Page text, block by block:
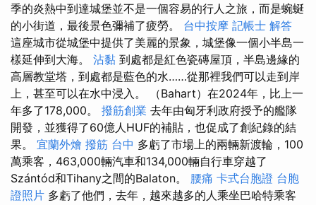
季的炎熱中到達城堡並不是一個容易的行人之旅，而是蜿蜒
的小街道，最後景色彌補了疲勞。 台中按摩 記帳士 解答
這座城市從城堡中提供了美麗的景象，城堡像一個小半島一
樣延伸到大海。 沾黏 到處都是紅色瓷磚屋頂，半島邊緣的
高層教堂塔，到處都是藍色的水……從那裡我們可以走到岸
上，甚至可以在水中浸入。 （Bahart）在2024年，比上一
年多了178,000。 撥筋創業 去年由匈牙利政府授予的艦隊
開發，並獲得了60億人HUF的補貼，也促成了創紀錄的結
果。 宜蘭外燴 撥筋 台中 多虧了市場上的兩輛新渡輪，100
萬乘客，463,000輛汽車和134,000輛自行車穿越了
Szántód和Tihany之間的Balaton。 腰痛 卡式台胞證 台胞
證照片 多虧了他們，去年，越來越多的人乘坐巴哈特乘客